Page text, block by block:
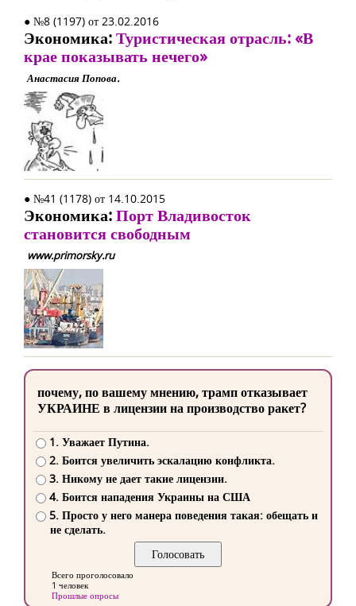
● №8 (1197) от 23.02.2016
Экономика:Туристическая отрасль: «В
крае показывать нечего»
Анастасия Попова.
● №41 (1178) от 14.10.2015
Экономика:Порт Владивосток
становится свободным
www.primorsky.ru
почему, по вашему мнению, трамп отказывает
УКРАИНЕ в лицензии на производство ракет?
1. Уважает Путина.
2. Боится увеличить эскалацию конфликта.
3. Никому не дает такие лицензии.
4. Боится нападения Украины на США
5. Просто у него манера поведения такая: обещать и
не сделать.
Всего проголосовало
1 человек
Прошлые опросы